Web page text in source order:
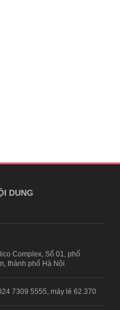
DUNG
Complex, Số 01, phố
thành phố Hà Nội
7309 5555, máy lẻ 62.370